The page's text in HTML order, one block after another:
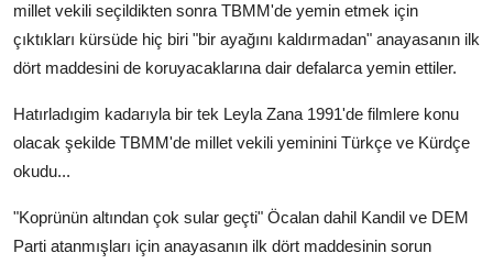
millet vekili seçildikten sonra TBMM'de yemin etmek için
çıktıkları kürsüde hiç biri "bir ayağını kaldırmadan" anayasanın ilk
dört maddesini de koruyacaklarına dair defalarca yemin ettiler.
Hatırladıgim kadarıyla bir tek Leyla Zana 1991'de filmlere konu
olacak şekilde TBMM'de millet vekili yeminini Türkçe ve Kürdçe
okudu...
"Koprünün altından çok sular geçti" Öcalan dahil Kandil ve DEM
Parti atanmışları için anayasanın ilk dört maddesinin sorun